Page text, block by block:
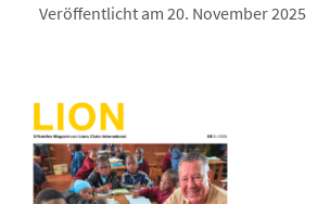
Veröffentlicht am 20. November 2025